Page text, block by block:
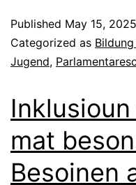
Published May 15, 2025
Categorized as
Jugend,
mat
Besoinen